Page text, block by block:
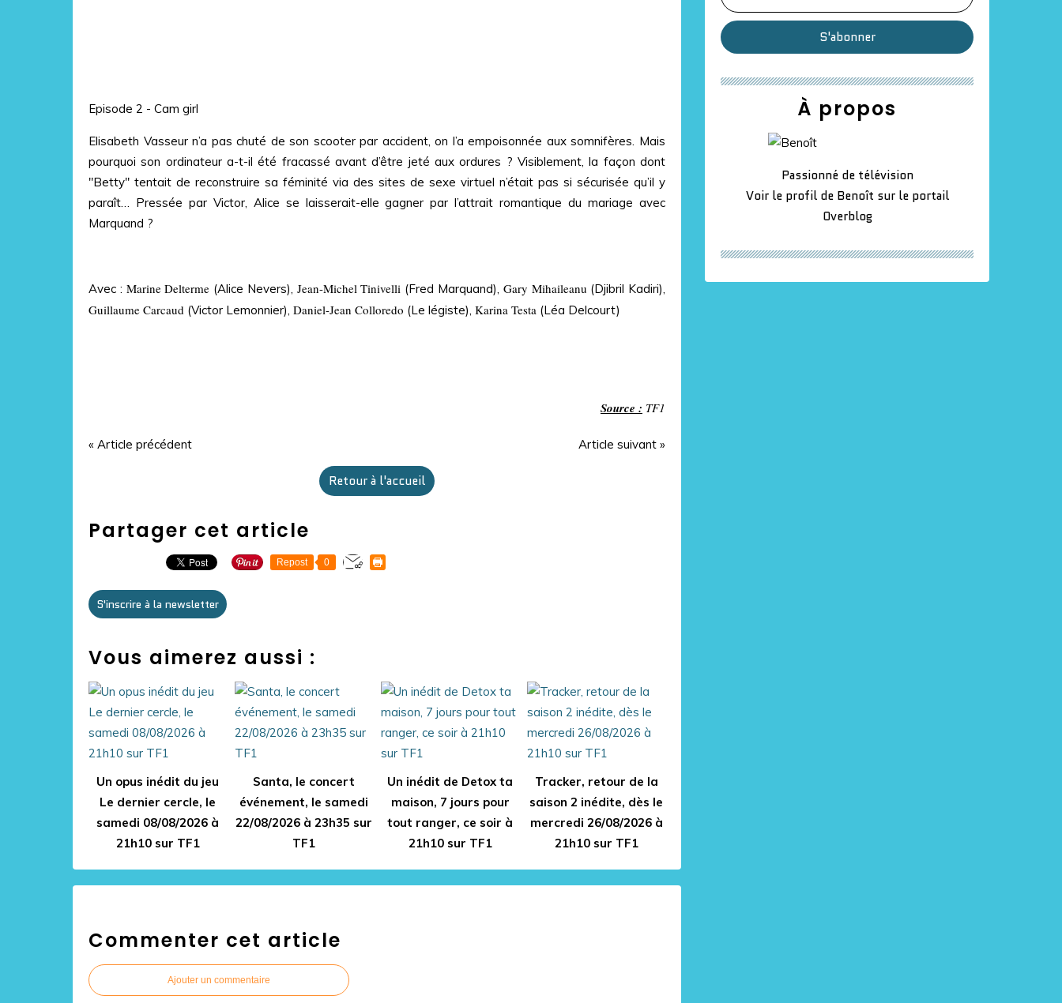
Episode 2 - Cam girl
Elisabeth Vasseur n’a pas chuté de son scooter par accident, on l’a empoisonnée aux somnifères. Mais
pourquoi son ordinateur a-t-il été fracassé avant d’être jeté aux ordures ? Visiblement, la façon dont
"Betty" tentait de reconstruire sa féminité via des sites de sexe virtuel n’était pas si sécurisée qu’il y
paraît… Pressée par Victor, Alice se laisserait-elle gagner par l’attrait romantique du mariage avec
Marquand ?
Avec : Marine Delterme (Alice Nevers), Jean-Michel Tinivelli (Fred Marquand), Gary Mihaileanu (Djibril Kadiri),
Guillaume Carcaud (Victor Lemonnier), Daniel-Jean Colloredo (Le légiste), Karina Testa (Léa Delcourt)
Source : TF1
« Article précédent Article suivant »
Retour à l'accueil
Partager cet article
Repost 0
S'inscrire à la newsletter
Vous aimerez aussi :
Un opus inédit du jeu
Le dernier cercle, le
samedi 08/08/2026 à
21h10 sur TF1
Santa, le concert
événement, le samedi
22/08/2026 à 23h35 sur
TF1
Un inédit de Detox ta
maison, 7 jours pour
tout ranger, ce soir à
21h10 sur TF1
Tracker, retour de la
saison 2 inédite, dès le
mercredi 26/08/2026 à
21h10 sur TF1
Commenter cet article
Ajouter un commentaire
À propos
Passionné de télévision
Voir le profil de Benoît sur le portail
Overblog